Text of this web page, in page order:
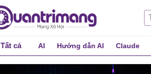
Tất cả AI Hướng dẫn AI Claude